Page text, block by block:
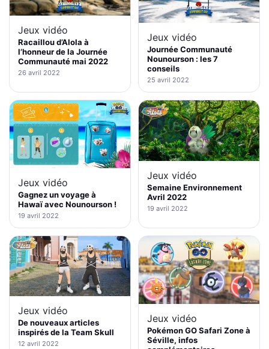
Jeux vidéo
Racaillou d’Alola à
l’honneur de la Journée
Communauté mai 2022
26 avril 2022
Jeux vidéo
Journée Communauté
Nounourson : les 7
conseils
25 avril 2022
Jeux vidéo
Gagnez un voyage à
Hawaï avec Nounourson !
19 avril 2022
Jeux vidéo
Semaine Environnement
Avril 2022
19 avril 2022
Jeux vidéo
De nouveaux articles
inspirés de la Team Skull
12 avril 2022
Jeux vidéo
Pokémon GO Safari Zone à
Séville, infos